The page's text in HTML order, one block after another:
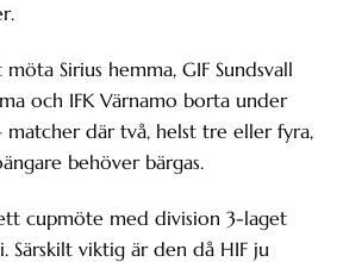
Sirius hemma, GIF Sundsvall
och IFK Värnamo borta under
där två, helst tre eller fyra,
behöver bärgas.
cupmöte med division 3-laget
Särskilt viktig är den då HIF ju